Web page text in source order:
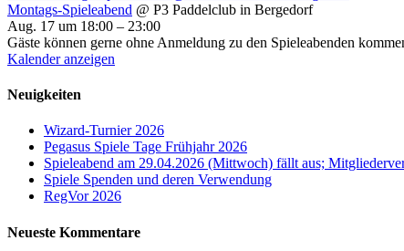
Montags-Spieleabend @ P3 Paddelclub in Bergedorf
Aug. 17 um 18:00 – 23:00
Gäste können gerne ohne Anmeldung zu den Spieleabenden
Kalender anzeigen
Neuigkeiten
Wizard-Turnier 2026
Pegasus Spiele Tage Frühjahr 2026
Spieleabend am 29.04.2026 (Mittwoch) fällt aus;
Spiele Spenden und deren Verwendung
RegVor 2026
Neueste Kommentare